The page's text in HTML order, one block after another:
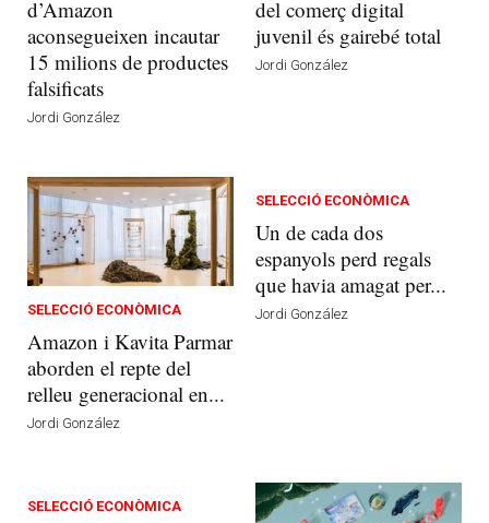
d’Amazon
aconsegueixen incautar
15 milions de productes
falsificats
Jordi González
del comerç digital
juvenil és gairebé total
Jordi González
SELECCIÓ ECONÒMICA
Amazon i Kavita Parmar
aborden el repte del
relleu generacional en...
Jordi González
SELECCIÓ ECONÒMICA
Un de cada dos
espanyols perd regals
que havia amagat per...
Jordi González
SELECCIÓ ECONÒMICA